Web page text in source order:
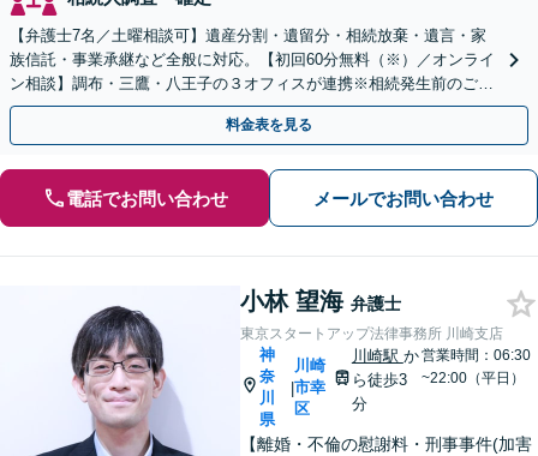
【弁護士7名／土曜相談可】遺産分割・遺留分・相続放棄・遺言・家
族信託・事業承継など全般に対応。【初回60分無料（※）／オンライ
ン相談】調布・三鷹・八王子の３オフィスが連携※相続発生前のご相
談など有料相談になるものもございます。
料金表を見る
電話でお問い合わせ メールでお問い合わせ
小林 望海 弁護士
東京スタートアップ法律事務所 川崎支店
神
奈
川
県
|
川崎
市幸
区
川崎駅 か
ら徒歩3
分
営業時間：06:30
~22:00（平日）
【離婚・不倫の慰謝料・刑事事件(加害